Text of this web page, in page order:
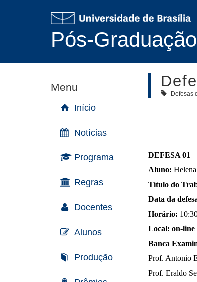
Pós-
Menu
Início
Notícias
Programa
Regras
Docentes
Alunos
Produção
Defesas
DEFESA 01
Aluno:
Título do
Data da
Horário:
Local: on-line
Banca
Prof. Antonio
Prof. Eraldo